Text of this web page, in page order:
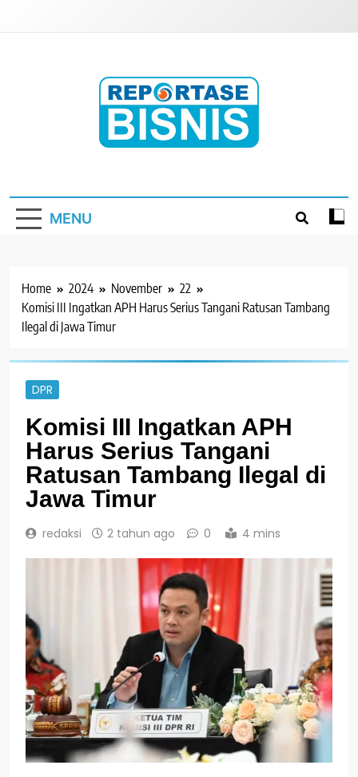
MENU
Home 2024 November
22
Komisi III Ingatkan APH Harus Serius Tangani Ratusan Tambang
Ilegal di Jawa Timur
DPR
Komisi III Ingatkan APH
Harus Serius Tangani
Ratusan Tambang Ilegal di
Jawa Timur
redaksi 2 tahun ago 0 4 mins